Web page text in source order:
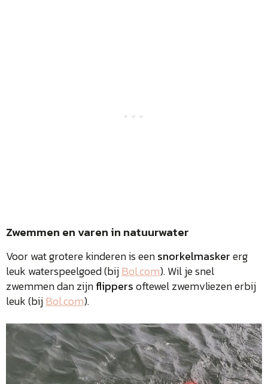
Zwemmen en varen in natuurwater
Voor wat grotere kinderen is eensnorkelmaskererg
leuk waterspeelgoed (bijBol.com). Wil je snel
zwemmen dan zijnflippersoftewel zwemvliezen erbij
leuk (bijBol.com).